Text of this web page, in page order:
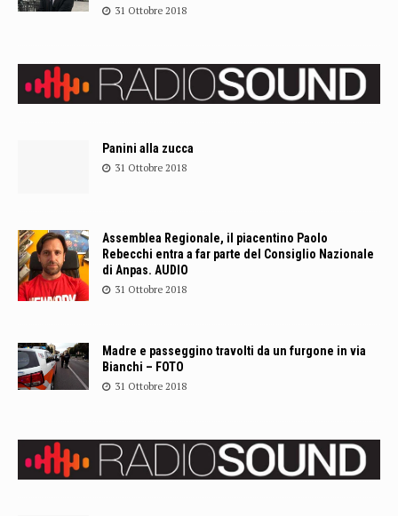
31 Ottobre 2018
Panini alla zucca
31 Ottobre 2018
Assemblea Regionale, il piacentino Paolo
Rebecchi entra a far parte del Consiglio Nazionale
di Anpas. AUDIO
31 Ottobre 2018
Madre e passeggino travolti da un furgone in via
Bianchi – FOTO
31 Ottobre 2018